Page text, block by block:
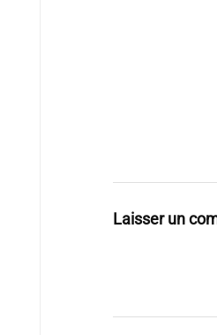
Laisser un